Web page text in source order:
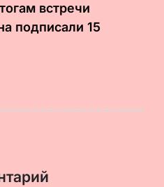
встречи
подписали 15